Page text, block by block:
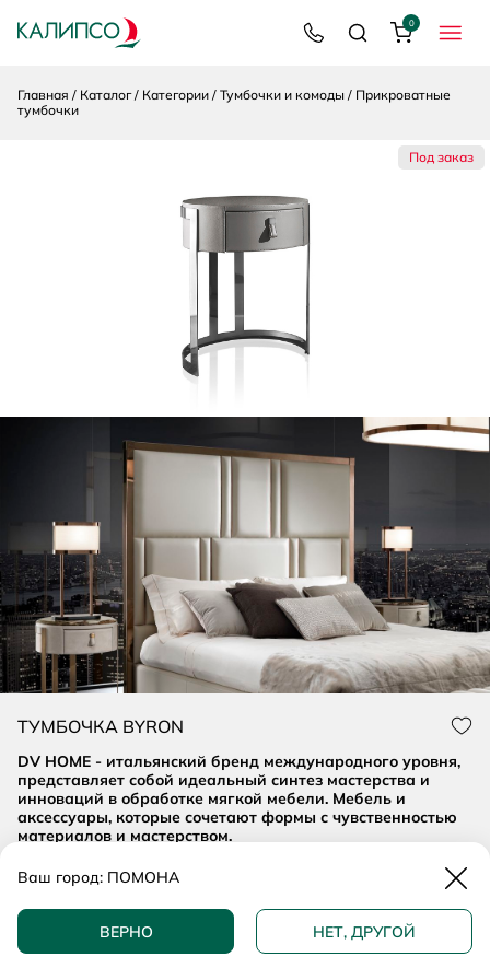
МЕНЮ
8 800 200 92 39
ПоискКорзина
0
Главная Каталог Категории Тумбочки и комоды
Прикроватные
тумбочки
ТУМБОЧКА BYRON
DV HOME - итальянский бренд международного уровня,
представляет собой идеальный синтез мастерства и
инноваций в обработке мягкой мебели. Мебель и
аксессуары, которые сочетают формы с чувственностью
материалов и мастерством.
КУПИТЬ В 1 КЛИК
Описание и характеристики
Под заказ
Ваш город: ПОМОНА
ВЕРНО НЕТ, ДРУГОЙ